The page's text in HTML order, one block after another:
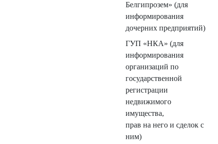
Белгипрозем» (для
информирования
дочерних предприятий)
ГУП «НКА» (для
информирования
организаций по
государственной
регистрации
недвижимого
имущества,
прав на него и сделок с
ним)